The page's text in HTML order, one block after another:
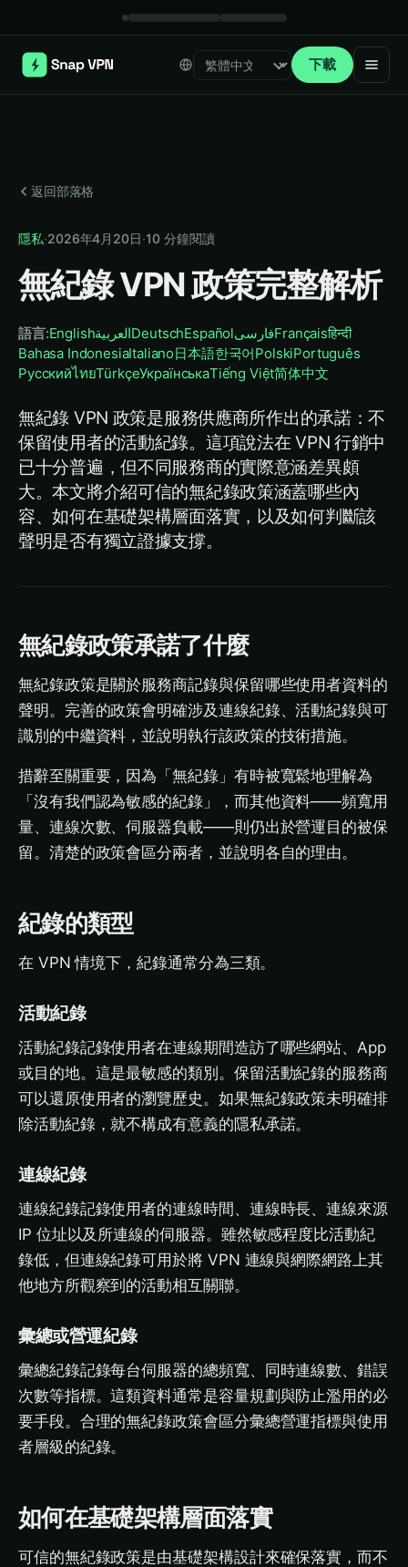
Select language 下載
返回部落格
隱私·2026年4月20日·10 分鐘閱讀
無紀錄 VPN 政策完整解析
語言:EnglishالعربيةDeutschEspañolفارسیFrançaisहिन्दी
Bahasa IndonesiaItaliano日本語한국어PolskiPortuguês
РусскийไทยTürkçeУкраїнськаTiếng Việt简体中文
無紀錄 VPN 政策是服務供應商所作出的承諾：不
保留使用者的活動紀錄。這項說法在 VPN 行銷中
已十分普遍，但不同服務商的實際意涵差異頗
大。本文將介紹可信的無紀錄政策涵蓋哪些內
容、如何在基礎架構層面落實，以及如何判斷該
聲明是否有獨立證據支撐。
無紀錄政策承諾了什麼
無紀錄政策是關於服務商記錄與保留哪些使用者資料的
聲明。完善的政策會明確涉及連線紀錄、活動紀錄與可
識別的中繼資料，並說明執行該政策的技術措施。
措辭至關重要，因為「無紀錄」有時被寬鬆地理解為
「沒有我們認為敏感的紀錄」，而其他資料——頻寬用
量、連線次數、伺服器負載——則仍出於營運目的被保
留。清楚的政策會區分兩者，並說明各自的理由。
紀錄的類型
在 VPN 情境下，紀錄通常分為三類。
活動紀錄
活動紀錄記錄使用者在連線期間造訪了哪些網站、App
或目的地。這是最敏感的類別。保留活動紀錄的服務商
可以還原使用者的瀏覽歷史。如果無紀錄政策未明確排
除活動紀錄，就不構成有意義的隱私承諾。
連線紀錄
連線紀錄記錄使用者的連線時間、連線時長、連線來源
IP 位址以及所連線的伺服器。雖然敏感程度比活動紀
錄低，但連線紀錄可用於將 VPN 連線與網際網路上其
他地方所觀察到的活動相互關聯。
彙總或營運紀錄
彙總紀錄記錄每台伺服器的總頻寬、同時連線數、錯誤
次數等指標。這類資料通常是容量規劃與防止濫用的必
要手段。合理的無紀錄政策會區分彙總營運指標與使用
者層級的紀錄。
如何在基礎架構層面落實
可信的無紀錄政策是由基礎架構設計來確保落實，而不